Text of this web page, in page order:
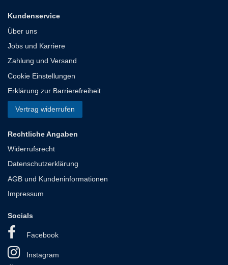
Kundenservice
Über uns
Jobs und Karriere
Zahlung und Versand
Cookie Einstellungen
Erklärung zur Barrierefreiheit
Vertrag widerrufen
Rechtliche Angaben
Widerrufsrecht
Datenschutzerklärung
AGB und Kundeninformationen
Impressum
Socials
Facebook
Instagram